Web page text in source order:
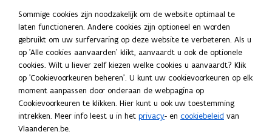
SP 18044 - Basisvoorwaarden voor de verkrijging
van de verlaagde tarieven voor de eigen woning
voor verkoopovereenkomsten gesloten vóór
01/01/2026
Nummer 18044
SP 20052 - Toepassing verlaagd verkooprecht bij
Sommige cookies zijn noodzakelijk om de website optimaal te
laten functioneren. Andere cookies zijn optioneel en worden
gebruikt om uw surfervaring op deze website te verbeteren. Als u
op 'Alle cookies aanvaarden' klikt, aanvaardt u ook de optionele
cookies. Wilt u liever zelf kiezen welke cookies u aanvaardt? Klik
op 'Cookievoorkeuren beheren'. U kunt uw cookievoorkeuren op elk
moment aanpassen door onderaan de webpagina op
Cookievoorkeuren te klikken. Hier kunt u ook uw toestemming
intrekken. Meer info leest u in het privacy- en cookiebeleid van
Vlaanderen.be.